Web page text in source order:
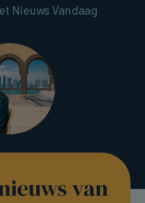
Nieuws Vandaag
van